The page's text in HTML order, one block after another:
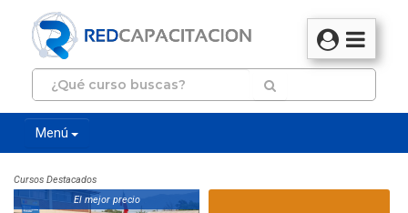
Menú
Cursos Destacados
El mejor precio